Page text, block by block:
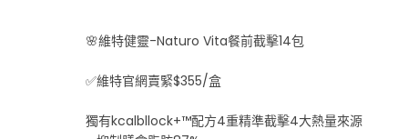
🌸維特健靈-Naturo Vita餐前截擊14包
✅維特官網賣緊$355/盒
獨有kcalbllock+™配方4重精準截擊4大熱量來源